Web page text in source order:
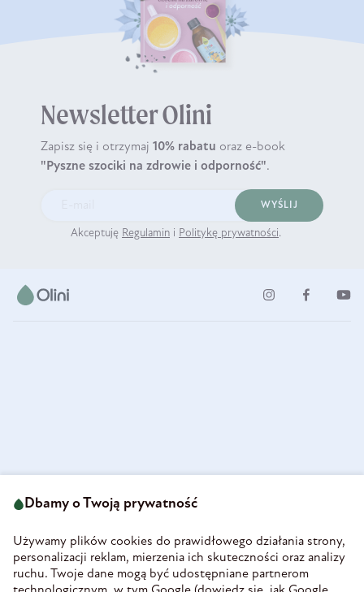
Newsletter Olini
Zapisz się i otrzymaj 10% rabatu oraz e-book
"Pyszne szociki na zdrowie i odporność".
WYŚLIJ
Akceptuję Regulamin i Politykę prywatności.
58-160 Świebodzice
REGON 890213034
INFORMACJE
Dbamy o Twoją prywatność
Używamy plików cookies do prawidłowego działania strony,
personalizacji reklam, mierzenia ich skuteczności oraz analizy
ruchu. Twoje dane mogą być udostępniane partnerom